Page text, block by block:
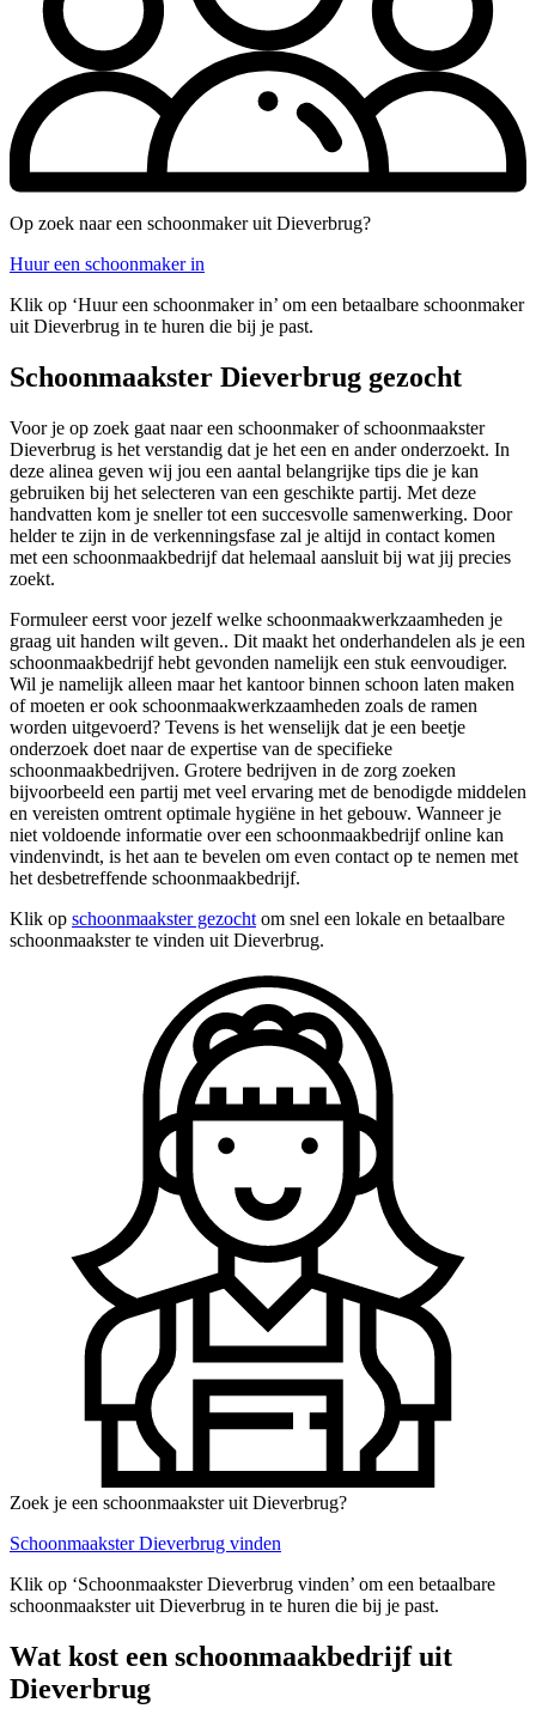
Op zoek naar een schoonmaker uit Dieverbrug?
Huur een schoonmaker in
Klik op ‘Huur een schoonmaker in’ om een betaalbare schoonmaker
uit Dieverbrug in te huren die bij je past.
Schoonmaakster Dieverbrug gezocht
Voor je op zoek gaat naar een schoonmaker of schoonmaakster
Dieverbrug is het verstandig dat je het een en ander onderzoekt. In
deze alinea geven wij jou een aantal belangrijke tips die je kan
gebruiken bij het selecteren van een geschikte partij. Met deze
handvatten kom je sneller tot een succesvolle samenwerking. Door
helder te zijn in de verkenningsfase zal je altijd in contact komen
met een schoonmaakbedrijf dat helemaal aansluit bij wat jij precies
zoekt.
Formuleer eerst voor jezelf welke schoonmaakwerkzaamheden je
graag uit handen wilt geven.. Dit maakt het onderhandelen als je een
schoonmaakbedrijf hebt gevonden namelijk een stuk eenvoudiger.
Wil je namelijk alleen maar het kantoor binnen schoon laten maken
of moeten er ook schoonmaakwerkzaamheden zoals de ramen
worden uitgevoerd? Tevens is het wenselijk dat je een beetje
onderzoek doet naar de expertise van de specifieke
schoonmaakbedrijven. Grotere bedrijven in de zorg zoeken
bijvoorbeeld een partij met veel ervaring met de benodigde middelen
en vereisten omtrent optimale hygiëne in het gebouw. Wanneer je
niet voldoende informatie over een schoonmaakbedrijf online kan
vindenvindt, is het aan te bevelen om even contact op te nemen met
het desbetreffende schoonmaakbedrijf.
Klik op schoonmaakster gezocht om snel een lokale en betaalbare
schoonmaakster te vinden uit Dieverbrug.
Zoek je een schoonmaakster uit Dieverbrug?
Schoonmaakster Dieverbrug vinden
Klik op ‘Schoonmaakster Dieverbrug vinden’ om een betaalbare
schoonmaakster uit Dieverbrug in te huren die bij je past.
Wat kost een schoonmaakbedrijf uit
Dieverbrug